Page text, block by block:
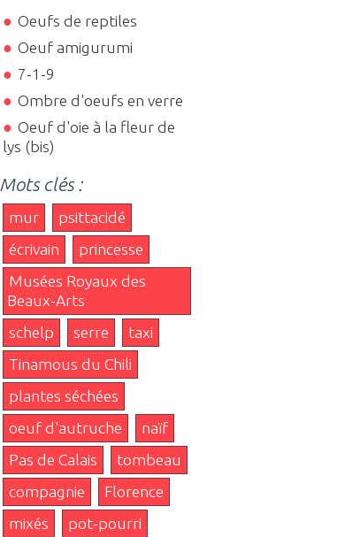
Oeufs de reptiles
Oeuf amigurumi
7-1-9
Ombre d'oeufs en verre
Oeuf d'oie à la fleur de
lys (bis)
Mots clés :
mur
psittacidé
écrivain
princesse
Musées Royaux des
Beaux-Arts
schelp
serre
taxi
Tinamous du Chili
plantes séchées
oeuf d'autruche
naïf
Pas de Calais
tombeau
compagnie
Florence
mixés
pot-pourri